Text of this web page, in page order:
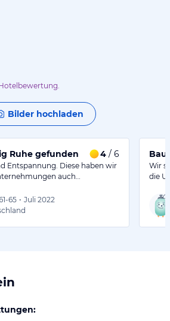
Bilder hochladen
Ruhe gefunden 4 / 6
Entspannung. Diese haben wir
auch…
65 • Juli 2022
Wir
die